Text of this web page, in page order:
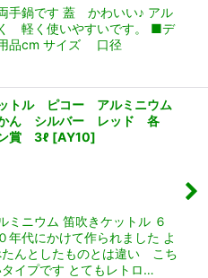
手鍋です 蓋 かわいい♪ アル
軽く使いやすいです。 ■デ
用品cm サイズ 口径
トル ピコー アルミニウム
ん シルバー レッド 各
賞 3ℓ [AY10]
ニウム 笛吹きケットル ６
年代にかけて作られました よ
たんとしたものとは違い こち
タイプです とてもレトロ…